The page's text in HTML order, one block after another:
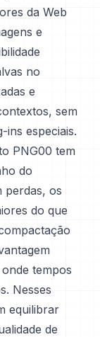
da Web
e
no
e
sem
ins especiais.
PNG00 tem
do
perdas, os
do que
tempos
Nesses
equilibrar
de